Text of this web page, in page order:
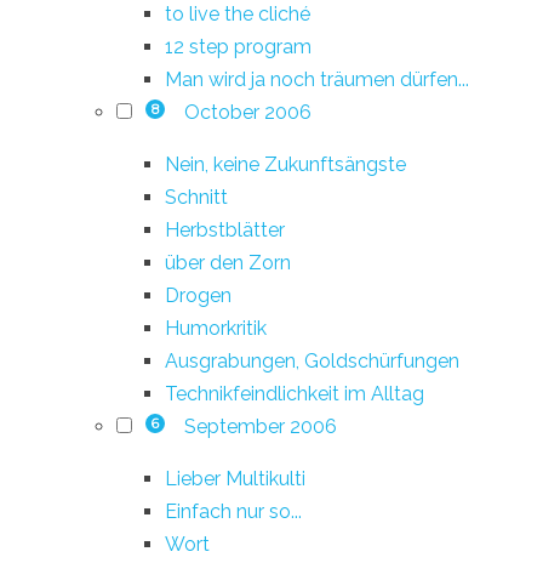
to live the cliché
12 step program
Man wird ja noch träumen dürfen...
8 October 2006
Nein, keine Zukunftsängste
Schnitt
Herbstblätter
über den Zorn
Drogen
Humorkritik
Ausgrabungen, Goldschürfungen
Technikfeindlichkeit im Alltag
6 September 2006
Lieber Multikulti
Einfach nur so...
Wort